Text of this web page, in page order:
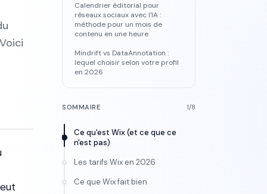
Calendrier éditorial pour
réseaux sociaux avec l'IA :
méthode pour un mois de
contenu en une heure
Mindrift vs DataAnnotation :
lequel choisir selon votre profil
en 2026
SOMMAIRE 1/8
Ce qu'est Wix (et ce que ce
n'est pas)
Les tarifs Wix en 2026
Ce que Wix fait bien